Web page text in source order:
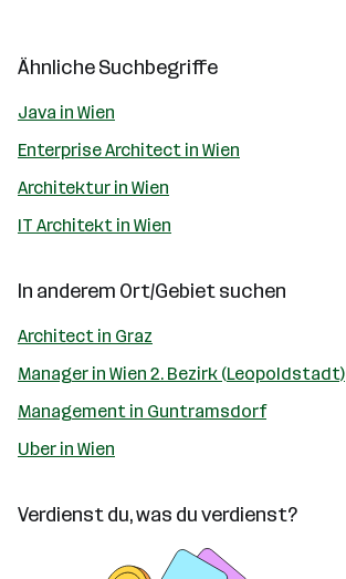
Ähnliche Suchbegriffe
Java in Wien
Enterprise Architect in Wien
Architektur in Wien
IT Architekt in Wien
In anderem Ort/Gebiet suchen
Architect in Graz
Manager in Wien 2. Bezirk (Leopoldstadt)
Management in Guntramsdorf
Uber in Wien
Verdienst du, was du verdienst?